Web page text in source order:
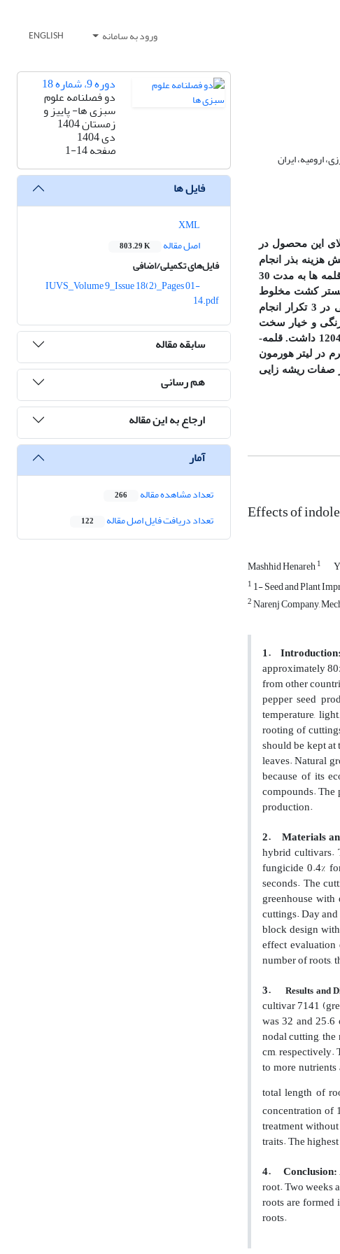
ورود به سامانه ENGLISH
ارومیه، ایران
این محصول در
هزینه بذر انجام
قلمه گره­ دار و بدون گره تهیه گردید. قلمه ­ها به مدت 30
کشت مخلوط
این آزمایش بصورت فاکتوریل در قالب طرح کاملاً‌ تصادفی در 3 تکرار انجام
و خیار سخت
داشت. قلمه­
در لیتر هورمون
صفات ریشه­ زایی
Effects of
Mashhid Henareh1
1 1- Seed and Plant
2Narenj Company,
1. Introduction:
approximately
from other
pepper seed
temperature,
rooting of
should be kept
leaves. Natural
because of its
compounds.The
production.
2. Materials
hybrid cultivars.
fungicide 0.4%
seconds. The
greenhouse
cuttings.Day
block design
effect
number of roots,
3.
Results and
cultivar 7141
was 32 and
nodal cutting,
cm, respectively.
to more
total length of
concentration of
treatment
traits.The
4.
Conclusion:
root. Two weeks
roots are
roots.
دوره 9، شماره 18
دو فصلنامه علوم
سبزی ها- پاییز و
زمستان 1404
دی 1404
صفحه1-14
فایل ها
اصل مقاله
803.29 K
فایل‌های تکمیلی/اضافی
IUVS_Volume 9_Issue 18(2)_Pages 01-
14.pdf
سابقه مقاله
هم رسانی
ارجاع به این مقاله
آمار
تعداد مشاهده مقاله 266
تعداد دریافت فایل اصل مقاله 122